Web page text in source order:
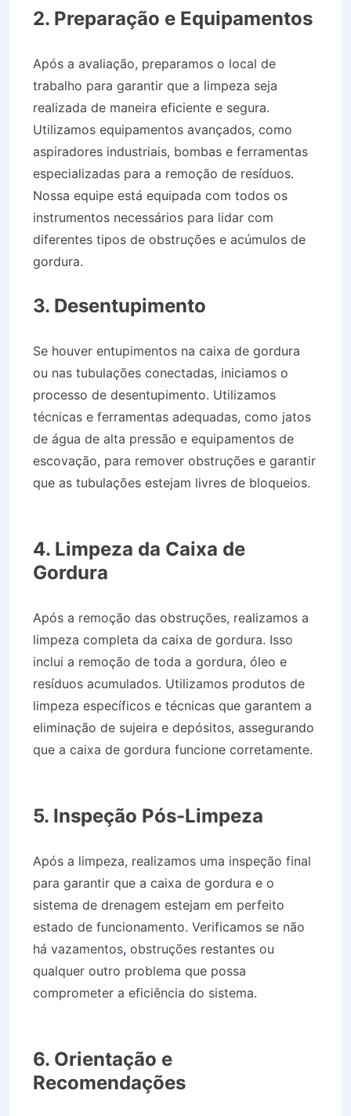
2. Preparação e Equipamentos
Após a avaliação, preparamos o local de
trabalho para garantir que a limpeza seja
realizada de maneira eficiente e segura.
Utilizamos equipamentos avançados, como
aspiradores industriais, bombas e ferramentas
especializadas para a remoção de resíduos.
Nossa equipe está equipada com todos os
instrumentos necessários para lidar com
diferentes tipos de obstruções e acúmulos de
gordura.
3. Desentupimento
Se houver entupimentos na caixa de gordura
ou nas tubulações conectadas, iniciamos o
processo de desentupimento. Utilizamos
técnicas e ferramentas adequadas, como jatos
de água de alta pressão e equipamentos de
escovação, para remover obstruções e garantir
que as tubulações estejam livres de bloqueios.
4. Limpeza da Caixa de
Gordura
Após a remoção das obstruções, realizamos a
limpeza completa da caixa de gordura. Isso
inclui a remoção de toda a gordura, óleo e
resíduos acumulados. Utilizamos produtos de
limpeza específicos e técnicas que garantem a
eliminação de sujeira e depósitos, assegurando
que a caixa de gordura funcione corretamente.
5. Inspeção Pós-Limpeza
Após a limpeza, realizamos uma inspeção final
para garantir que a caixa de gordura e o
sistema de drenagem estejam em perfeito
estado de funcionamento. Verificamos se não
há vazamentos, obstruções restantes ou
qualquer outro problema que possa
comprometer a eficiência do sistema.
6. Orientação e
Recomendações